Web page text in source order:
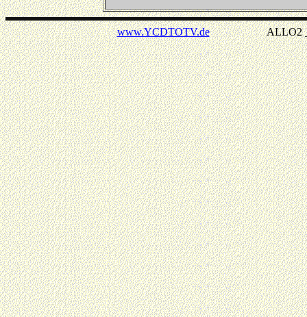
www.YCDTOTV.deALLO2 _